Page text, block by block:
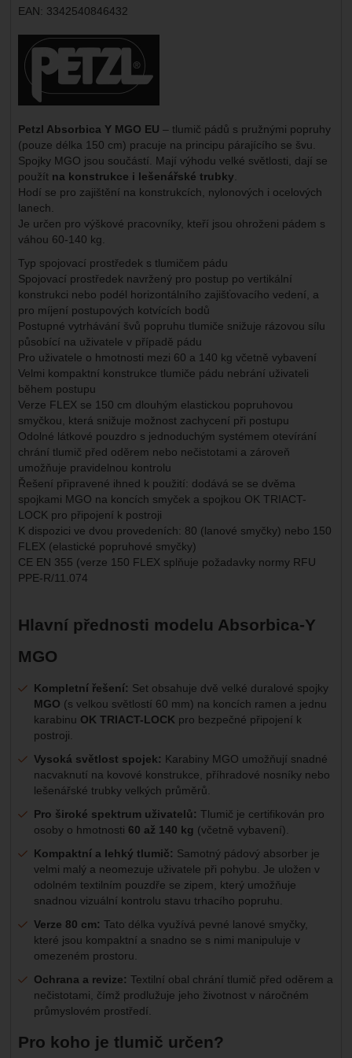
EAN: 3342540846432
Výrobce:
Petzl Absorbica Y MGO EU – tlumič pádů s pružnými popruhy
(pouze délka 150 cm) pracuje na principu párajícího se švu.
Spojky MGO jsou součástí. Mají výhodu velké světlosti, dají se
použít na konstrukce i lešenářské trubky
Hodí se pro zajištění na konstrukcích, nylonových i ocelových
lanech.
Je určen pro výškové pracovníky, kteří jsou ohroženi pádem s
váhou 60-140 kg.
Typ spojovací prostředek s tlumičem pádu
Spojovací prostředek navržený pro postup po vertikální
konstrukci nebo podél horizontálního zajišťovacího vedení, a
pro míjení postupových kotvících bodů
Postupné vytrhávání švů popruhu tlumiče snižuje rázovou sílu
působící na uživatele v případě pádu
Pro uživatele o hmotnosti mezi 60 a 140 kg včetně vybavení
Velmi kompaktní konstrukce tlumiče pádu nebrání uživateli
během postupu
Verze FLEX se 150 cm dlouhým elastickou popruhovou
smyčkou, která snižuje možnost zachycení při postupu
Odolné látkové pouzdro s jednoduchým systémem otevírání
chrání tlumič před oděrem nebo nečistotami a zároveň
umožňuje pravidelnou kontrolu
Řešení připravené ihned k použití: dodává se se dvěma
spojkami MGO na koncích smyček a spojkou OK TRIACT-
LOCK pro připojení k postroji
K dispozici ve dvou provedeních: 80 (lanové smyčky) nebo 150
FLEX (elastické popruhové smyčky)
CE EN 355 (verze 150 FLEX splňuje požadavky normy RFU
PPE-R/11.074
Hlavní přednosti modelu Absorbica-Y
MGO
Kompletní řešení: Set obsahuje dvě velké duralové spojky
MGO (s velkou světlostí 60 mm) na koncích ramen a jednu
karabinu OK TRIACT-LOCK pro bezpečné připojení k
postroji.
Vysoká světlost spojek: Karabiny MGO umožňují snadné
nacvaknutí na kovové konstrukce, příhradové nosníky nebo
lešenářské trubky velkých průměrů.
Pro široké spektrum uživatelů: Tlumič je certifikován pro
osoby o hmotnosti 60 až 140 kg (včetně vybavení).
Kompaktní a lehký tlumič: Samotný pádový absorber je
velmi malý a neomezuje uživatele při pohybu. Je uložen v
odolném textilním pouzdře se zipem, který umožňuje
snadnou vizuální kontrolu stavu trhacího popruhu.
Verze 80 cm: Tato délka využívá pevné lanové smyčky,
které jsou kompaktní a snadno se s nimi manipuluje v
omezeném prostoru.
Ochrana a revize: Textilní obal chrání tlumič před oděrem a
nečistotami, čímž prodlužuje jeho životnost v náročném
průmyslovém prostředí.
Pro koho je tlumič určen?